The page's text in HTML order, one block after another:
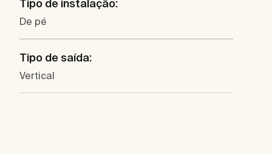
Tipo de instalação:
De pé
Tipo de saída:
Vertical